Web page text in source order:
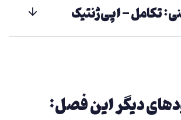
تکامل - اپی‌ژنتیک
دیگر این فصل: